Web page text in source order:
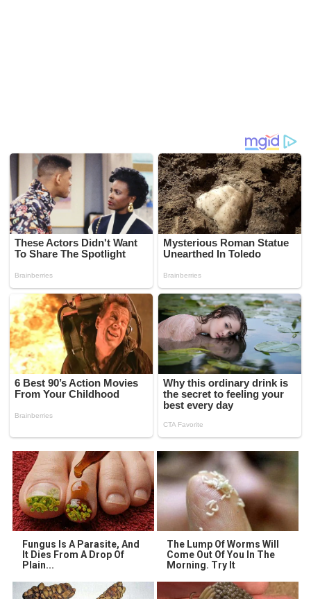
Fungus Is A Parasite, And
It Dies From A Drop Of
Plain...
The Lump Of Worms Will
Come Out Of You In The
Morning. Try It